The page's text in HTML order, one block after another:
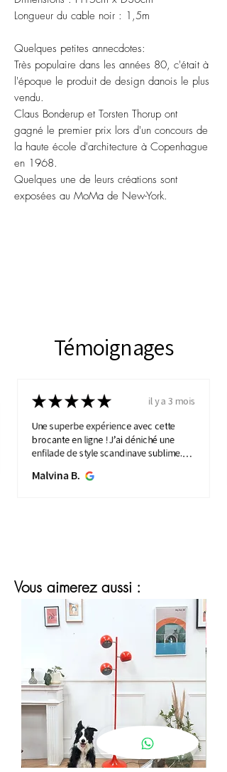
Témoignages
★★★★★
il y a 3 mois
Une superbe expérience avec cette
brocante en ligne ! J’ai déniché une
enfilade de style scandinave sublime.
mon intérieure. Service ...
Malvina B.
Longueur du cable noir : 1,5m
Quelques petites annecdotes:
Très populaire dans les années 80, c'était à
l'époque le produit de design danois le plus
vendu.
Claus Bonderup et Torsten Thorup ont
gagné le premier prix lors d'un concours de
la haute école d'architecture à Copenhague
en 1968.
Quelques une de leurs créations sont
exposées au MoMa de New-York.
Vous aimerez aussi :